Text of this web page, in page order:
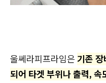
울쎄라피프라임은 기존 장
되어 타겟 부위나 출력, 속